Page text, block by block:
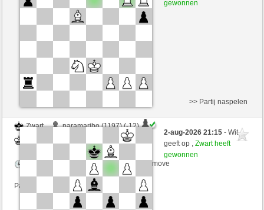
Speelduur: 5 minutes/side + 8 seconds/move
gewonnen
Zwart
paramaribo (1197) (-12)
Mike88 (1281) (+12)
Speelduur: 5 minutes/side + 5 seconds/move
Partij telt mee voor de ranglijst
>> Partij naspelen
2-aug-2026 21:15- Wit
geeft op ,Zwart heeft
gewonnen